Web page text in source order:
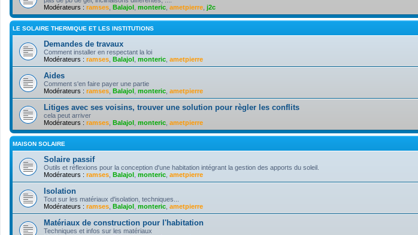
Modérateurs : ramses Balajol monteric ametpierre j2c
LE SOLAIRE THERMIQUE ET LES INSTITUTIONS
Demandes de travaux
Comment installer en respectant la loi
Modérateurs : ramses Balajol monteric ametpierre
Aides
Comment s'en faire payer une partie
Modérateurs : ramses Balajol monteric ametpierre
Litiges avec ses voisins, trouver une solution pour règler les conflits
cela peut arriver
Modérateurs : ramses Balajol monteric ametpierre
MAISON SOLAIRE
Solaire passif
Outils et réflexions pour la conception d'une habitation intégrant la gestion des apports du soleil.
Modérateurs : ramses Balajol monteric ametpierre
Isolation
Tout sur les matériaux d'isolation, techniques...
Modérateurs : ramses Balajol monteric ametpierre
Matériaux de construction pour l'habitation
Techniques et infos sur les matériaux